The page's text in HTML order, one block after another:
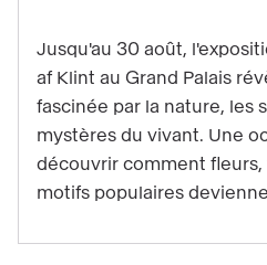
Hilma
af
Klint
quand
Jusqu'au 30 août,
af Klint au Grand Palais
fascinée par la nature, les
mystères du vivant. Une
découvrir comment
motifs populaires